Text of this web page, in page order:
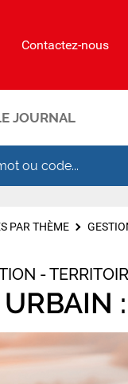
Contactez-nous
JOURNAL
PAR THÈME
-
URBAIN